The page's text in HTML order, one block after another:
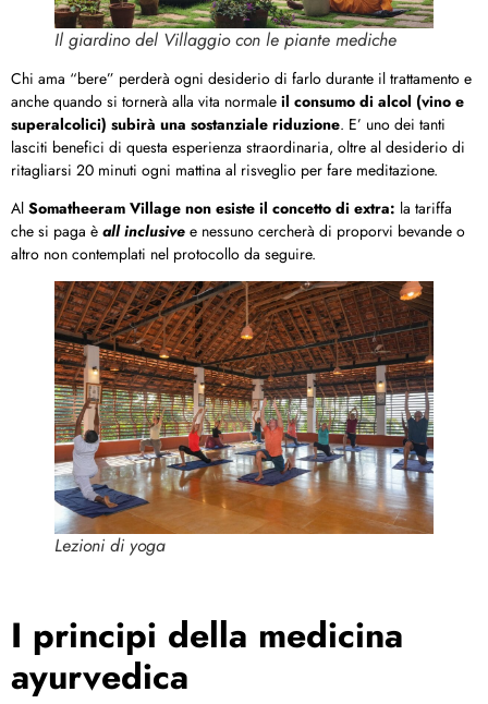
Il giardino del Villaggio con le piante mediche
Chi ama “bere” perderà ogni desiderio di farlo durante il trattamento e
anche quando si tornerà alla vita normale il consumo di alcol (vino e
superalcolici) subirà una sostanziale riduzione. E’ uno dei tanti
lasciti benefici di questa esperienza straordinaria, oltre al desiderio di
ritagliarsi 20 minuti ogni mattina al risveglio per fare meditazione.
Al Somatheeram Village non esiste il concetto di extra: la tariffa
che si paga è all inclusive e nessuno cercherà di proporvi bevande o
altro non contemplati nel protocollo da seguire.
Lezioni di yoga
I principi della medicina
ayurvedica